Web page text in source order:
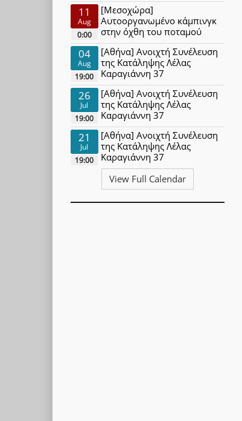
11
Aug
0:00
[Μεσοχώρα]
Αυτοοργανωμένο κάμπινγκ
στην όχθη του ποταμού
04
Aug
19:00
[Αθήνα] Ανοιχτή Συνέλευση
της Κατάληψης Λέλας
Καραγιάννη 37
26
Jul
19:00
[Αθήνα] Ανοιχτή Συνέλευση
της Κατάληψης Λέλας
Καραγιάννη 37
21
Jul
19:00
[Αθήνα] Ανοιχτή Συνέλευση
της Κατάληψης Λέλας
Καραγιάννη 37
View Full Calendar